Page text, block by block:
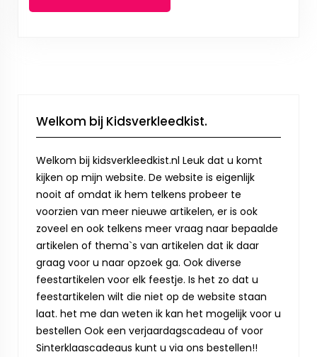
Welkom bij Kidsverkleedkist.
Welkom bij kidsverkleedkist.nl Leuk dat u komt
kijken op mijn website. De website is eigenlijk
nooit af omdat ik hem telkens probeer te
voorzien van meer nieuwe artikelen, er is ook
zoveel en ook telkens meer vraag naar bepaalde
artikelen of thema`s van artikelen dat ik daar
graag voor u naar opzoek ga. Ook diverse
feestartikelen voor elk feestje. Is het zo dat u
feestartikelen wilt die niet op de website staan
laat. het me dan weten ik kan het mogelijk voor u
bestellen Ook een verjaardagscadeau of voor
Sinterklaascadeaus kunt u via ons bestellen!!